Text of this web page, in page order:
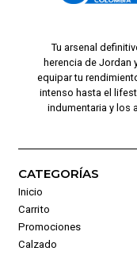
Tu arsenal
herencia de Jordan
equipar tu
intenso hasta el
indumentaria y los
CATEGORÍAS
Inicio
Carrito
Promociones
Calzado